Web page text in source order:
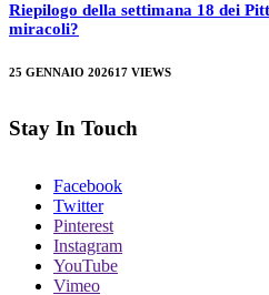
Riepilogo della settimana 18 dei
miracoli?
25 GENNAIO 202617 VIEWS
Stay In Touch
Facebook
Twitter
Pinterest
Instagram
YouTube
Vimeo